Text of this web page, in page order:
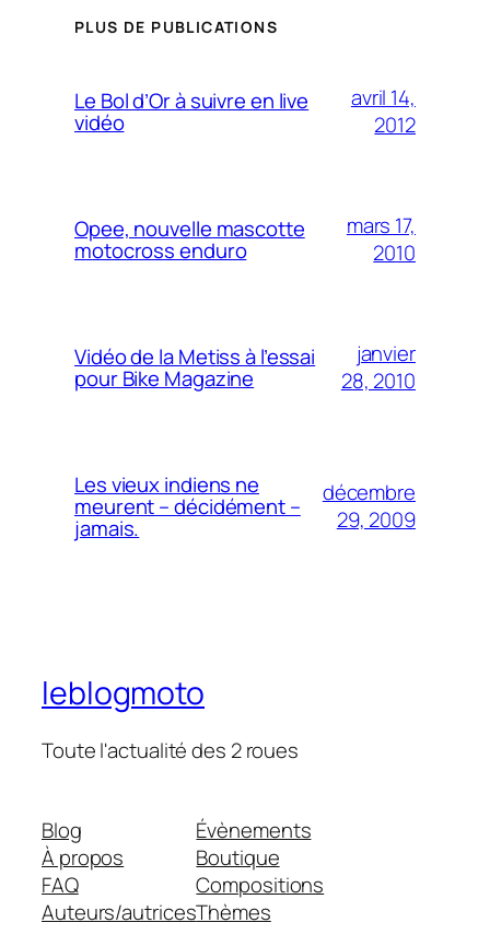
PLUS DE PUBLICATIONS
Le Bol d’Or à suivre en live
vidéo
avril 14,
2012
Opee, nouvelle mascotte
motocross enduro
mars 17,
2010
Vidéo de la Metiss à l’essai
pour Bike Magazine
janvier
28, 2010
Les vieux indiens ne
meurent – décidément –
jamais.
décembre
29, 2009
leblogmoto
Toute l'actualité des 2 roues
Blog
À propos
FAQ
Auteurs/autrices
Évènements
Boutique
Compositions
Thèmes